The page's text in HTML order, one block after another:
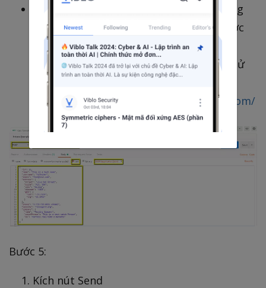
Chú ý: Request POST nên đúng định dạng
để đảm bảo dữ liệu được yêu cầu sẽ được
tạo. Kinh nghiệm để check dữ liệu JSON
đúng định dang hay không, bạn có thể sử
dụng tool như:
https://jsonformatter.curiousconcept.com/
Bước 5:
Kích nút Send